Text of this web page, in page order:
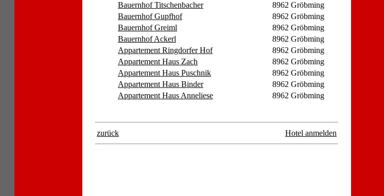
Bauernhof Titschenbacher
8962 Gröbming
Bauernhof Gupfhof
8962 Gröbming
Bauernhof Greiml
8962 Gröbming
Bauernhof Ackerl
8962 Gröbming
Appartement Ringdorfer Hof
8962 Gröbming
Appartement Haus Zach
8962 Gröbming
Appartement Haus Puschnik
8962 Gröbming
Appartement Haus Binder
8962 Gröbming
Appartement Haus Anneliese
8962 Gröbming
zurück Hotel anmelden